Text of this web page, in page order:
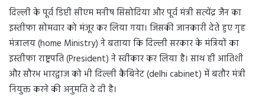
दिल्ली के पूर्व डिप्टी सीएम मनीष सिसोदिया और पूर्व मंत्री सत्येंद्र जैन का
इस्तीफा सोमवार को मंजूर कर लिया गया। जिसकी जानकारी देते हुए गृह
मंत्रालय (home Ministry) ने बताया कि दिल्ली सरकार के मंत्रियों का
इस्तीफा राष्ट्रपति (President) ने स्वीकार कर लिया है। साथ ही आतिशी
और सौरभ भारद्वाज को भी दिल्ली कैबिनेट (delhi cabinet) में बतौर मंत्री
नियुक्त करने की अनुमति दे दी है।